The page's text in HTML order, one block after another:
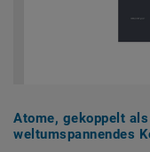
Atome, gekoppelt
weltumspannendes